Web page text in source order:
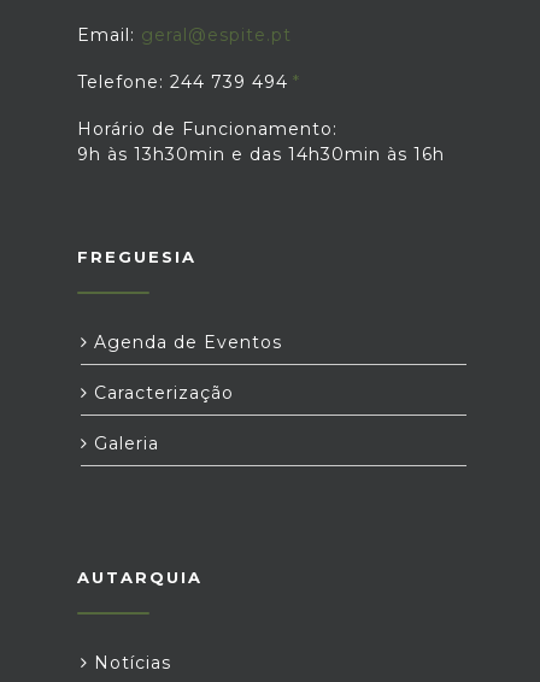
Email: geral@espite.pt
Telefone: 244 739 494
Horário de Funcionamento:
9h às 13h30min e das 14h30min às 16h
FREGUESIA
Agenda de Eventos
Caracterização
Galeria
AUTARQUIA
Notícias